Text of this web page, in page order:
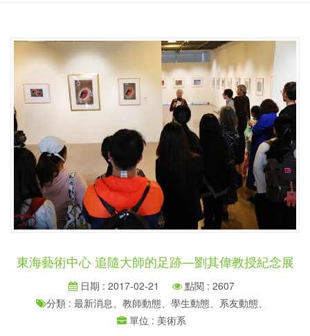
東海藝術中心 追隨大師的足跡—劉其偉教授紀念展
日期 : 2017-02-21
點閱 : 2607
分類 : 最新消息、教師動態、學生動態、系友動態、
單位 : 美術系